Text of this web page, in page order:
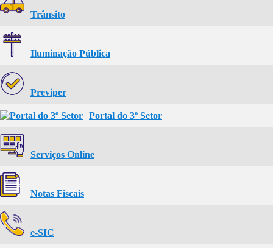
Trânsito
Iluminação Pública
Previper
Portal do 3º Setor
Serviços Online
Notas Fiscais
e-SIC